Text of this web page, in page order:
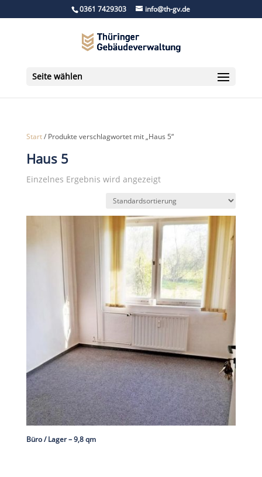
0361 7429303 info@th-gv.de
Seite wählen
Start/ Produkte verschlagwortet mit „Haus 5“
Haus 5
Einzelnes Ergebnis wird angezeigt
Büro / Lager – 9,8 qm